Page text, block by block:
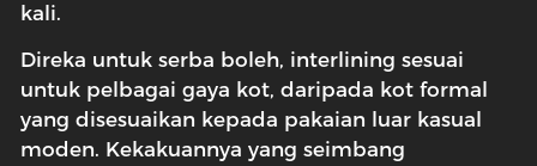
kali.
Direka untuk serba boleh, interlining sesuai
untuk pelbagai gaya kot, daripada kot formal
yang disesuaikan kepada pakaian luar kasual
moden. Kekakuannya yang seimbang